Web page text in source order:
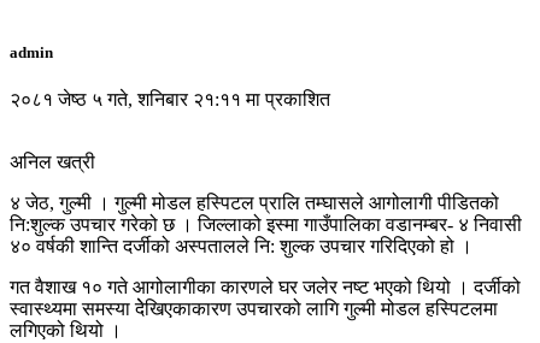
admin
२०८१ जेष्ठ ५ गते, शनिबार २१:११ मा प्रकाशित
अनिल खत्री
४ जेठ, गुल्मी । गुल्मी मोडल हस्पिटल प्रालि तम्घासले आगोलागी पीडितको
नि:शुल्क उपचार गरेको छ । जिल्लाको इस्मा गाउँपालिका वडानम्बर- ४ निवासी
४० वर्षकी शान्ति दर्जीको अस्पतालले नि: शुल्क उपचार गरिदिएको हो ।
गत वैशाख १० गते आगोलागीका कारणले घर जलेर नष्ट भएको थियो । दर्जीको
स्वास्थ्यमा समस्या देेखिएकाकारण उपचारको लागि गुल्मी मोडल हस्पिटलमा
लगिएको थियो ।